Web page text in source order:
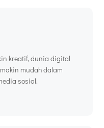
kreatif, dunia digital
mudah dalam
sosial.